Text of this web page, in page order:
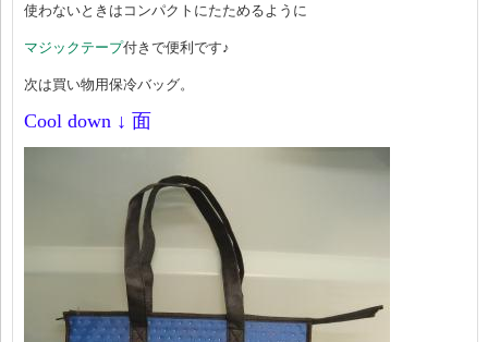
使わないときはコンパクトにたためるように
マジックテープ付きで便利です♪
次は買い物用保冷バッグ。
Cool down ↓ 面